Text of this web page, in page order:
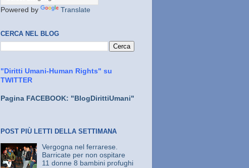
Powered by Translate
CERCA NEL BLOG
"Diritti Umani-Human Rights" su
TWITTER
Pagina FACEBOOK: "BlogDirittiUmani"
POST PIÙ LETTI DELLA SETTIMANA
Vergogna nel ferrarese.
Barricate per non ospitare
11 donne 8 bambini profughi